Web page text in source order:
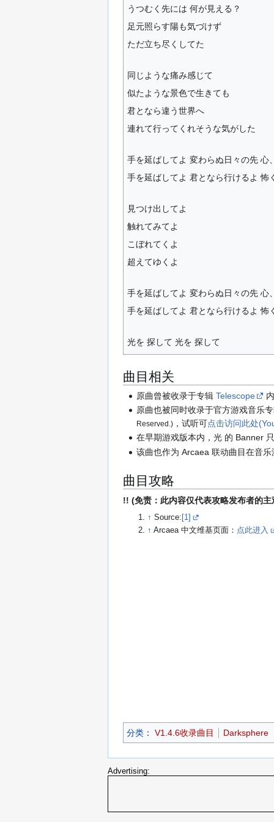
うつむく先には 何が見える？
足元照らす陽も気づけず
ただ立ち尽くしてた
同じような痛み感じて
似たような景色で生きても
君となら違う世界へ
連れて行ってくれそうな気がした
手を延ばしてよ 変わらぬ日々の先 心
手を延ばしてよ 君となら行けるよ 怖
見つけ出してよ
触れてみてよ
こぼれてくよ
超えてゆくよ
手を延ばしてよ 変わらぬ日々の先 心
手を延ばしてよ 君となら行けるよ 怖
光を 探して 光を 探して
曲目相关
原曲曾被收录于专辑Telescope
原曲也被同时收录于官方游戏音乐
Reserved.) ，试听可点击访问此处
在早期游戏版本内，光 的 Banner
该曲也作为 Arcaea 联动曲目在音
曲目攻略
!! (免责：此内容仅代表攻略发布者的
↑ Source: [1]
↑ Arcaea 中文维基页面： 点此进入
分类 ：​ V1.4.6收录曲目 Darksphere
Advertising: